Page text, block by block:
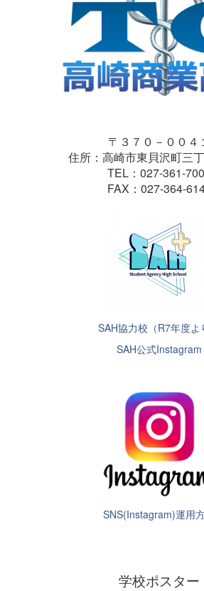
〒３７０－００４
住所：高崎市東貝沢町三
TEL：027-361-
FAX：027-364-
SAH協力校（R7年度よ
SAH公式Instagram
SNS(Instagram)運用
学校ポスター